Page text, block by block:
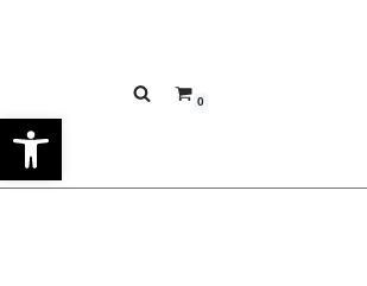
Abrir barra de herramientas
contenido
0